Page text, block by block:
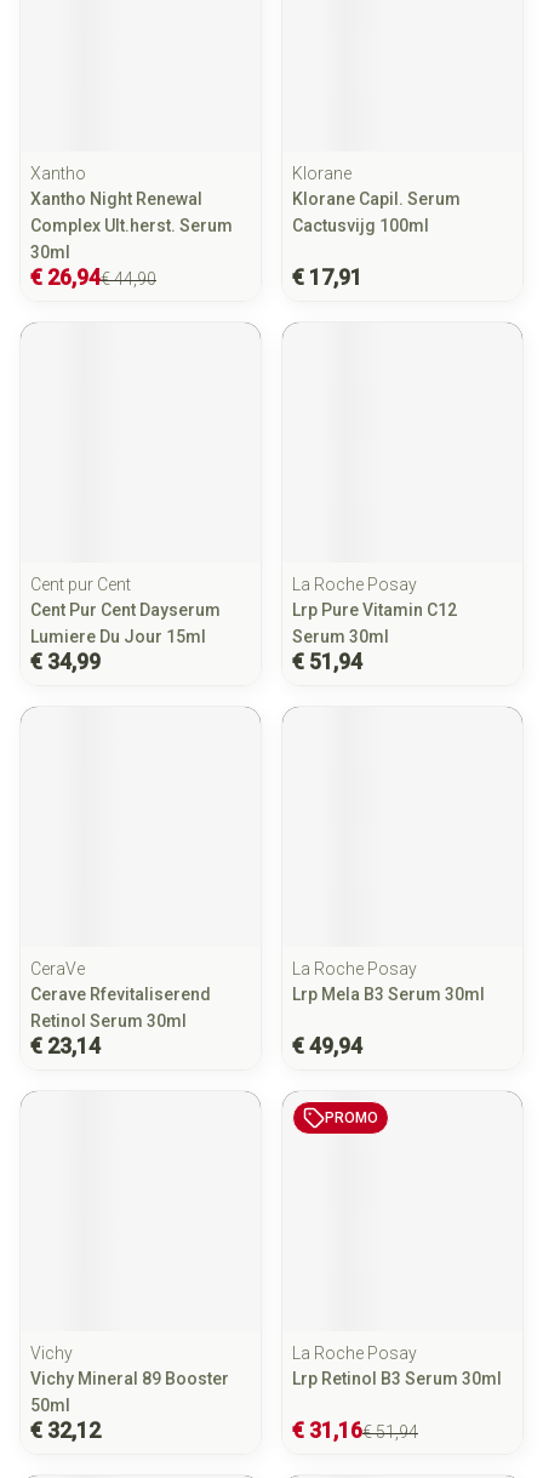
Xantho
Xantho Night Renewal
Complex Ult.herst. Serum
30ml
€ 44,90
€ 26,94
Klorane
Klorane Capil. Serum
Cactusvijg 100ml
€ 17,91
Cent pur Cent
Cent Pur Cent Dayserum
Lumiere Du Jour 15ml
€ 34,99
La Roche Posay
Lrp Pure Vitamin C12
Serum 30ml
€ 51,94
CeraVe
Cerave Rfevitaliserend
Retinol Serum 30ml
€ 23,14
La Roche Posay
Lrp Mela B3 Serum 30ml
€ 49,94
Vichy
Vichy Mineral 89 Booster
50ml
€ 32,12
PROMO
La Roche Posay
Lrp Retinol B3 Serum 30ml
€ 51,94
€ 31,16